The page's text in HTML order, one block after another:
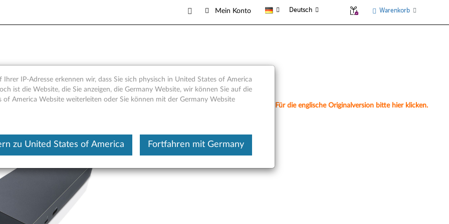
Mein Konto Deutsch Warenkorb
- Übersicht und Service-Teile
Dieser Beitrag wurde maschinell übersetzt. Für die englische Originalversion bitte hier klicken.
Ihrer IP-Adresse erkennen wir, dass Sie sich physisch in United States of America
ist die Website, die Sie anzeigen, die Germany Website, wir können Sie auf die
of America Website weiterleiten oder Sie können mit der Germany Website
zu United States of America Fortfahren mit Germany